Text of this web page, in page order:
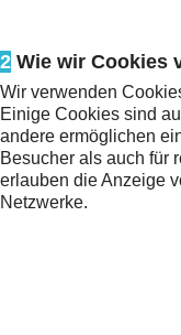
2 Wie wir Cookies
Wir verwenden
Einige Cookies sind
andere ermöglichen
Besucher als auch für
erlauben die Anzeige
Netzwerke.